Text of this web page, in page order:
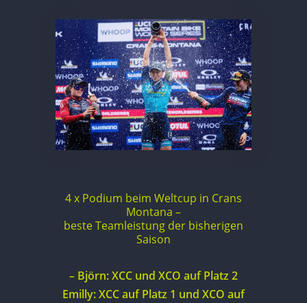
4 x Podium beim Weltcup in Crans
Montana –
beste Teamleistung der bisherigen
Saison
– Björn: XCC und XCO auf Platz 2
Emilly: XCC auf Platz 1 und XCO auf